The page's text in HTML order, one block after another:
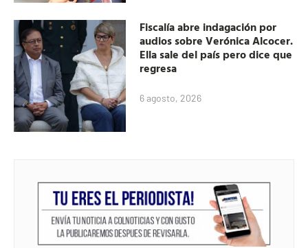
Fiscalía abre indagación por
audios sobre Verónica Alcocer.
Ella sale del país pero dice que
regresa
6 agosto, 2026